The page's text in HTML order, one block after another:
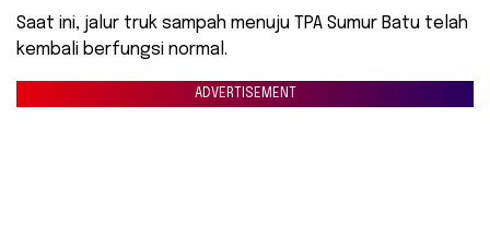
Saat ini, jalur truk sampah menuju TPA Sumur Batu telah
kembali berfungsi normal.
ADVERTISEMENT